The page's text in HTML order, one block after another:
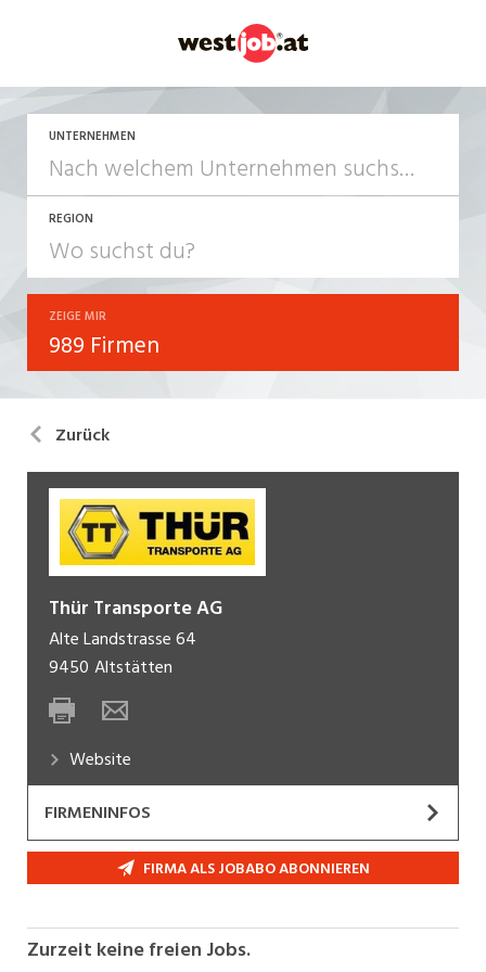
UNTERNEHMEN
REGION
ZEIGE MIR
989 Firmen
Zurück
Thür Transporte AG
Alte Landstrasse 64
9450 Altstätten
Website
FIRMENINFOS
Erfolg über zwei Jahrhunderte
Die Geschichte der Thür Transporte AG ist
besteht der Betrieb schon seit über vier
FIRMA ALS JOBABO ABONNIEREN
Zurzeit keine freien Jobs.